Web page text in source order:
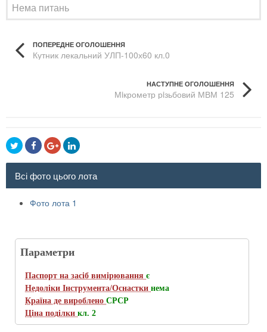
Нема питань
ПОПЕРЕДНЕ ОГОЛОШЕННЯ
Кутник лекальний УЛП-100х60 кл.0
НАСТУПНЕ ОГОЛОШЕННЯ
Мiкрометр рiзьбовий МВМ 125
Всі фото цього лота
Фото лота 1
Параметри
Паспорт на засіб вимірювання є
Недоліки Інструмента/Оснастки нема
Країна де вироблено СРСР
Ціна поділки кл. 2